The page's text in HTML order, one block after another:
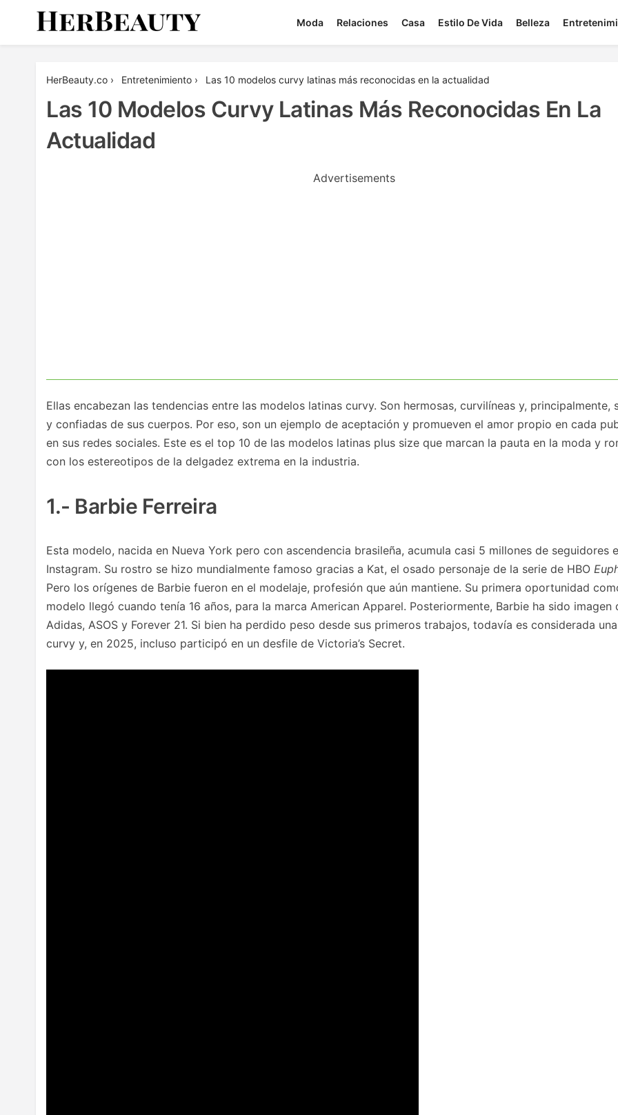
Moda Relaciones Casa Estilo De Vida Belleza
HerBeauty.co › Entretenimiento › Las 10 modelos curvy latinas más reconocidas en la actualidad
Las 10 Modelos Curvy Latinas Más Reconocidas En La
Actualidad
Advertisements
Ellas encabezan las tendencias entre las modelos latinas curvy. Son hermosas, curvilíneas y, principalmente,
y confiadas de sus cuerpos. Por eso, son un ejemplo de aceptación y promueven el amor propio en cada
en sus redes sociales. Este es el top 10 de las modelos latinas plus size que marcan la pauta en la moda y
con los estereotipos de la delgadez extrema en la industria.
1.- Barbie Ferreira
Esta modelo, nacida en Nueva York pero con ascendencia brasileña, acumula casi 5 millones de seguidores
Instagram. Su rostro se hizo mundialmente famoso gracias a Kat, el osado personaje de la serie de HBO
Pero los orígenes de Barbie fueron en el modelaje, profesión que aún mantiene. Su primera oportunidad
modelo llegó cuando tenía 16 años, para la marca American Apparel. Posteriormente, Barbie ha sido imagen
Adidas, ASOS y Forever 21. Si bien ha perdido peso desde sus primeros trabajos, todavía es considerada
curvy y, en 2025, incluso participó en un desfile de Victoria’s Secret.